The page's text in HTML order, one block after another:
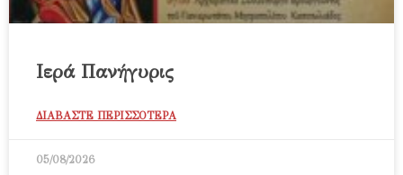
Ιερά Πανήγυρις
ΔΙΑΒΑΣΤΕ ΠΕΡΙΣΣΟΤΕΡΑ
05/08/2026